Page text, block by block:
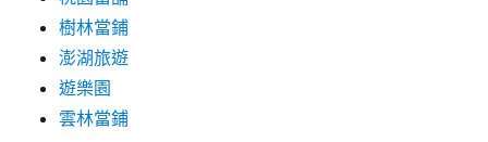
樹林當鋪
澎湖旅遊
遊樂園
雲林當鋪